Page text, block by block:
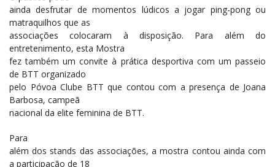
ainda desfrutar de momentos lúdicos a jogar ping-pong ou
matraquilhos que as
associações colocaram à disposição. Para além do
entretenimento, esta Mostra
fez também um convite à prática desportiva com um passeio
de BTT organizado
pelo Póvoa Clube BTT que contou com a presença de Joana
Barbosa, campeã
nacional da elite feminina de BTT.
Para
além dos stands das associações, a mostra contou ainda com
a participação de 18